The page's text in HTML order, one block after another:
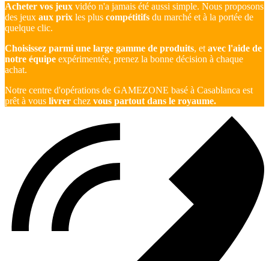
Acheter vos jeux vidéo n'a jamais été aussi simple. Nous proposons
des jeux aux prix les plus compétitifs du marché et à la portée de
quelque clic.
Choisissez parmi une large gamme de produits, et avec l'aide de
notre équipe expérimentée, prenez la bonne décision à chaque
achat.
Notre centre d'opérations de GAMEZONE basé à Casablanca est
prêt à vous livrer chez vous partout dans le royaume.